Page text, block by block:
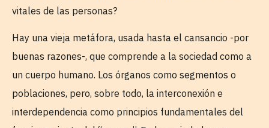
vitales de las personas?
Hay una vieja metáfora, usada hasta el cansancio -por
buenas razones-, que comprende a la sociedad como a
un cuerpo humano. Los órganos como segmentos o
poblaciones, pero, sobre todo, la interconexión e
interdependencia como principios fundamentales del